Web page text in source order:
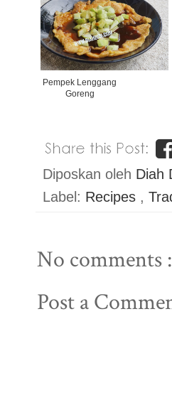
Pempek Lenggang
Goreng
Diposkan oleh Diah
Label: Recipes ,
No comments :
Post a